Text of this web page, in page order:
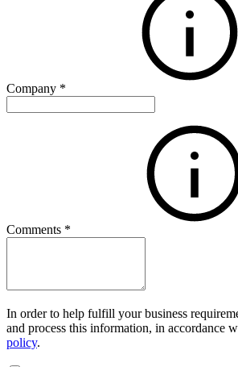
Company *
Comments *
In order to help fulfill your business
and process this information, in accordance
policy.